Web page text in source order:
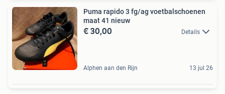
Puma rapido 3 fg/ag voetbalschoenen
maat 41 nieuw
€ 30,00 Details
Alphen aan den Rijn 13 jul 26